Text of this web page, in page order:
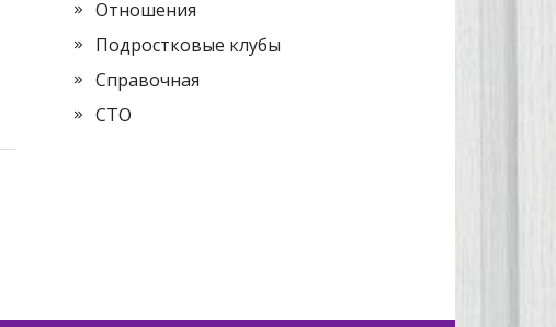
Отношения
Подростковые клубы
Справочная
СТО